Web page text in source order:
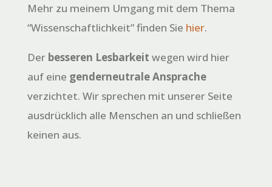
Mehr zu meinem Umgang mit dem Thema
“Wissenschaftlichkeit” finden Sie hier.
Der besseren Lesbarkeit wegen wird hier
auf eine genderneutrale Ansprache
verzichtet. Wir sprechen mit unserer Seite
ausdrücklich alle Menschen an und schließen
keinen aus.